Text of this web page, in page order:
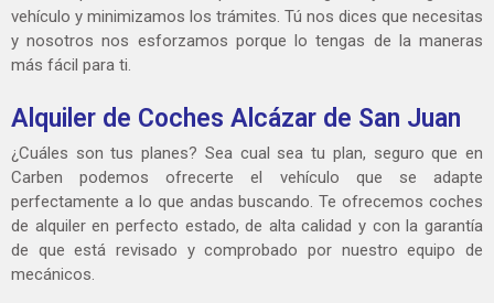
vehículo y minimizamos los trámites. Tú nos dices que necesitas
y nosotros nos esforzamos porque lo tengas de la maneras
más fácil para ti.
Alquiler de Coches Alcázar de San Juan
¿Cuáles son tus planes? Sea cual sea tu plan, seguro que en
Carben podemos ofrecerte el vehículo que se adapte
perfectamente a lo que andas buscando. Te ofrecemos coches
de alquiler en perfecto estado, de alta calidad y con la garantía
de que está revisado y comprobado por nuestro equipo de
mecánicos.